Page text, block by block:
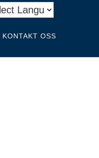
KONTAKT OSS